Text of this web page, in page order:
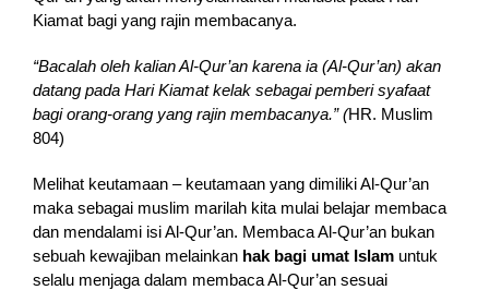
Kiamat bagi yang rajin membacanya.
“Bacalah oleh kalian Al-Qur’an karena ia (Al-Qur’an) akan
datang pada Hari Kiamat kelak sebagai pemberi syafaat
bagi orang-orang yang rajin membacanya.” (HR. Muslim
804)
Melihat keutamaan – keutamaan yang dimiliki Al-Qur’an
maka sebagai muslim marilah kita mulai belajar membaca
dan mendalami isi Al-Qur’an. Membaca Al-Qur’an bukan
sebuah kewajiban melainkan hak bagi umat Islamuntuk
selalu menjaga dalam membaca Al-Qur’an sesuai